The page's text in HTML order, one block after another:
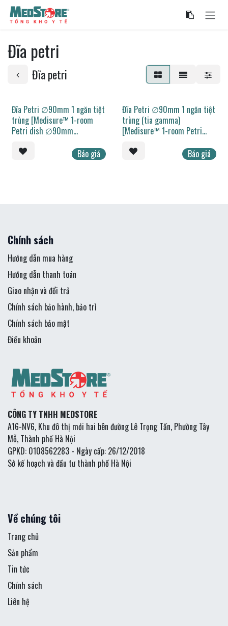
Bỏ qua để đến Nội dung
Đĩa petri
Đĩa petri
Đĩa Petri ∅90mm 1 ngăn tiệt
trùng [Medisure™ 1-room
Petri dish ∅90mm
Báo giá
Đĩa Petri ∅90mm 1 ngăn tiệt
trùng (tia gamma)
[Medisure™ 1-room Petri
(gamma rays)]
Báo giá
Chính sách
Hướng dẫn mua hàng
Hướng dẫn thanh toán
Giao nhận và đổi trả
Chính sách bảo hành, bảo trì
Chính sách bảo mật
Điều khoản
CÔNG TY TNHH MEDSTORE
A16-NV6, Khu đô thị mới hai bên đường Lê Trọng Tấn, Phường Tây
Mỗ, Thành phố Hà Nội
GPKD: 0108562283 - Ngày cấp: 26/12/2018
Sở kế hoạch và đầu tư thành phố Hà Nội
Về chúng tôi
Trang chủ
Sản phẩm
Tin tức
Chính sách
Liên hệ